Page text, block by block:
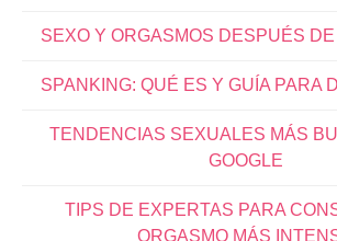
SEXO Y ORGASMOS DESPUÉS
SPANKING: QUÉ ES Y GUÍA PARA
TENDENCIAS SEXUALES MÁS
GOOGLE
TIPS DE EXPERTAS PARA
ORGASMO MÁS